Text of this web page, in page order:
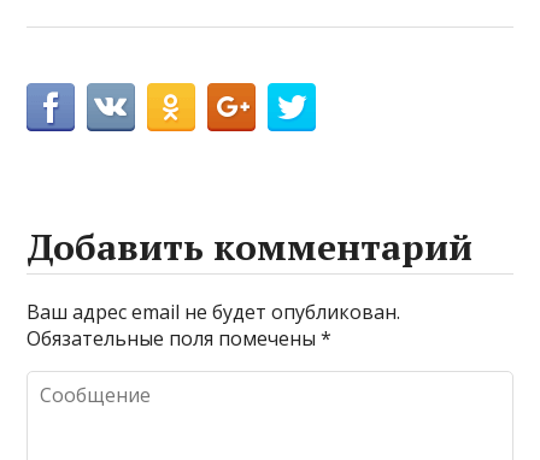
Добавить комментарий
Ваш адрес email не будет опубликован.
Обязательные поля помечены*